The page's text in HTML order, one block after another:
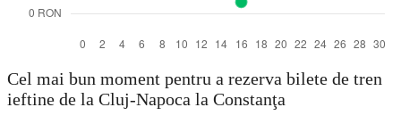
Cel mai bun moment pentru a rezerva bilete de tren
ieftine de la Cluj-Napoca la Constanţa